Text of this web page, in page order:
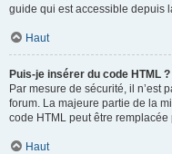
guide qui est accessible depuis
Haut
Puis-je insérer du code HTML ?
Par mesure de sécurité, il n’est
forum. La majeure partie de la
code HTML peut être remplacée
Haut